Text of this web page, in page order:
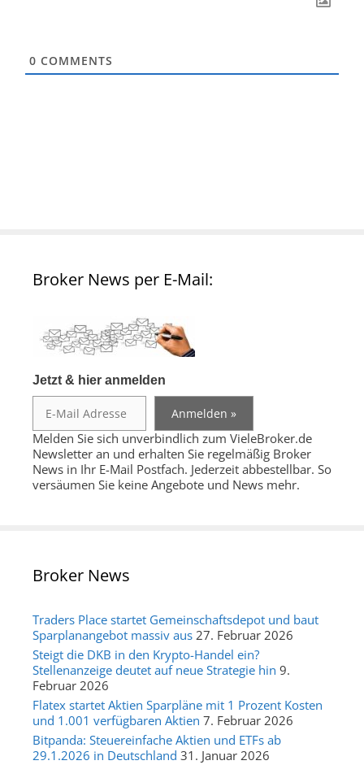
0 COMMENTS
Broker News per E-Mail:
Jetzt & hier anmelden
Melden Sie sich unverbindlich zum VieleBroker.de
Newsletter an und erhalten Sie regelmäßig Broker
News in Ihr E-Mail Postfach. Jederzeit abbestellbar. So
versäumen Sie keine Angebote und News mehr.
Broker News
Traders Place startet Gemeinschaftsdepot und baut
Sparplanangebot massiv aus 27. Februar 2026
Steigt die DKB in den Krypto-Handel ein?
Stellenanzeige deutet auf neue Strategie hin 9.
Februar 2026
Flatex startet Aktien Sparpläne mit 1 Prozent Kosten
und 1.001 verfügbaren Aktien 7. Februar 2026
Bitpanda: Steuereinfache Aktien und ETFs ab
29.1.2026 in Deutschland 31. Januar 2026